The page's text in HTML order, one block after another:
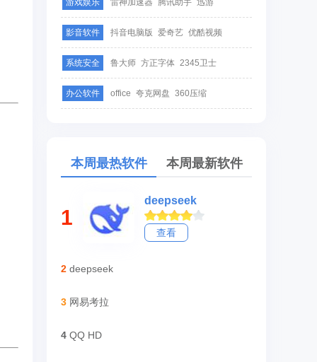
游戏娱乐 雷神加速器 腾讯助手 迅游
影音软件 抖音电脑版 爱奇艺 优酷视频
系统安全 鲁大师 方正字体 2345卫士
办公软件 office 夸克网盘 360压缩
本周最热软件 本周最新软件
1
deepseek
查看
2 deepseek
3 网易考拉
4 QQ HD